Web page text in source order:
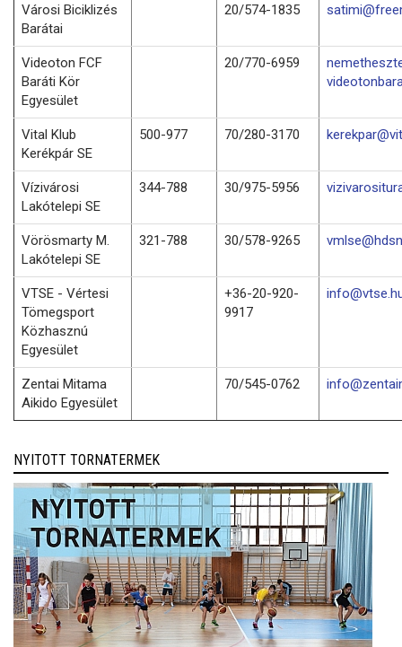
Városi Biciklizés
Barátai
20/574-1835
Videoton FCF
Baráti Kör
Egyesület
20/770-6959
Vital Klub
Kerékpár SE
500-977 70/280-3170
Vízivárosi
Lakótelepi SE
344-788 30/975-5956
Vörösmarty M.
Lakótelepi SE
321-788 30/578-9265
VTSE - Vértesi
Tömegsport
Közhasznú
Egyesület
+36-20-920-
9917
Zentai Mitama
Aikido Egyesület
70/545-0762
NYITOTT TORNATERMEK